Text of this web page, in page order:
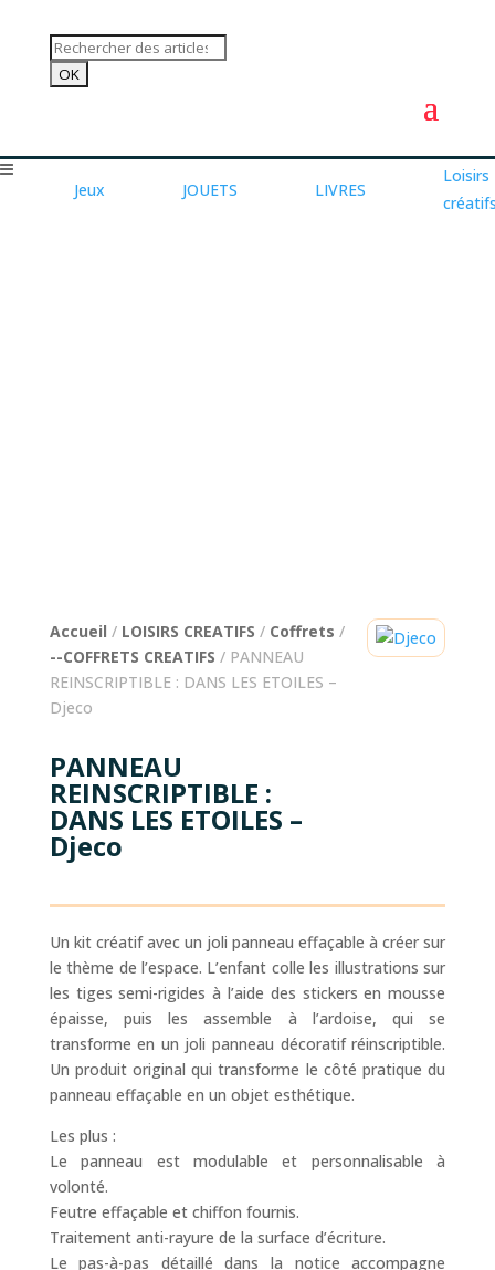
Jeux JOUETS LIVRES
Loisirs
Accueil / LOISIRS CREATIFS / Coffrets /
--COFFRETS CREATIFS / PANNEAU
REINSCRIPTIBLE : DANS LES ETOILES –
Djeco
PANNEAU
REINSCRIPTIBLE :
DANS LES ETOILES –
Djeco
Un kit créatif avec un joli panneau effaçable à créer sur
le thème de l’espace. L’enfant colle les illustrations sur
les tiges semi-rigides à l’aide des stickers en mousse
épaisse, puis les assemble à l’ardoise, qui se
transforme en un joli panneau décoratif réinscriptible.
Un produit original qui transforme le côté pratique du
panneau effaçable en un objet esthétique.
Les plus :
Le panneau est modulable et personnalisable à
volonté.
Feutre effaçable et chiffon fournis.
Traitement anti-rayure de la surface d’écriture.
Le pas-à-pas détaillé dans la notice accompagne